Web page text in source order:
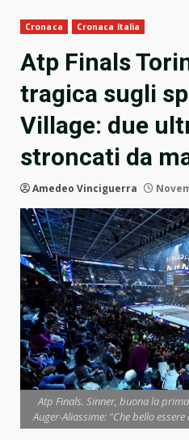
Cronaca Cronaca Italia
Atp Finals
tragica sugli
Village: due
stroncati da
Amedeo Vinciguerra
Atp Finals. Sinner, buona la
Auger-Aliassime: "Che bello